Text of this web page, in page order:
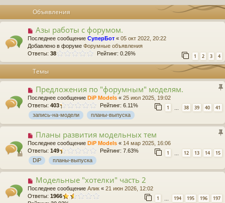
Объявления
Азы работы с форумом.
Последнее сообщение СуперБот « 05 окт 2022, 20:22
Добавлено в форуме Форумные объявления
Ответы: 38 1 2 3 4
Рейтинг: 0.26%
Темы
Предложения по "форумным" моделям.
Последнее сообщение DiP Models « 25 июл 2025, 19:02
Ответы: 403 1 … 38 39 40 41
Рейтинг: 6.11%
запись-на-модели
планы-выпуска
Планы развития модельных тем
Последнее сообщение DiP Models « 14 мар 2025, 16:06
Ответы: 149 1 … 12 13 14 15
Рейтинг: 7.63%
DiP
планы-выпуска
Модельные "хотелки" часть 2
Последнее сообщение Алик « 21 июн 2026, 12:02
Ответы: 1966 1 … 194 195 196 197